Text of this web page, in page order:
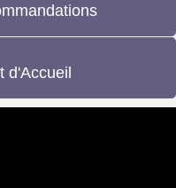
d'Accueil